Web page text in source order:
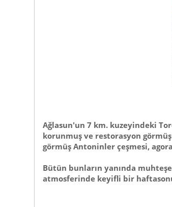
Ağlasun'un 7 km. kuzeyindeki
korunmuş ve restorasyon
görmüş Antoninler çeşmesi,
Bütün bunların yanında
atmosferinde keyifli bir